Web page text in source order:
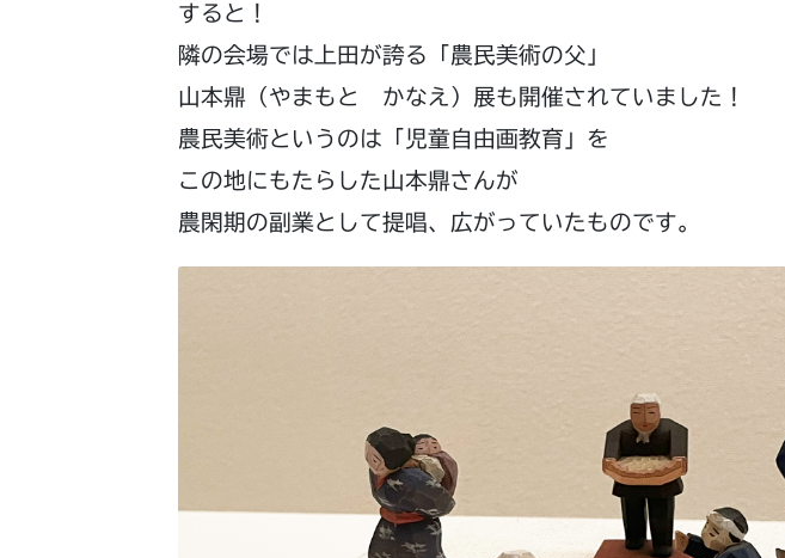
すると！
隣の会場では上田が誇る「農民美術の父」
山本鼎（やまもと かなえ）展も開催されていました！
農民美術というのは「児童自由画教育」を
この地にもたらした山本鼎さんが
農閑期の副業として提唱、広がっていたものです。